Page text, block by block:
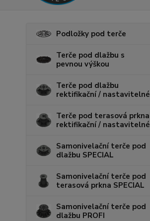
Podložky pod terče
Terče pod dlažbu s
pevnou výškou
Terče pod dlažbu
rektifikační / nastavitelné
Terče pod terasová prkna
rektifikační / nastavitelné
Samonivelační terče pod
dlažbu SPECIAL
Samonivelační terče pod
terasová prkna SPECIAL
Samonivelační terče pod
dlažbu PROFI